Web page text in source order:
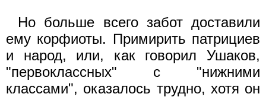
Но больше всего забот доставили
ему корфиоты. Примирить патрициев
и народ, или, как говорил Ушаков,
"первоклассных" с "нижними
классами", оказалось трудно, хотя он